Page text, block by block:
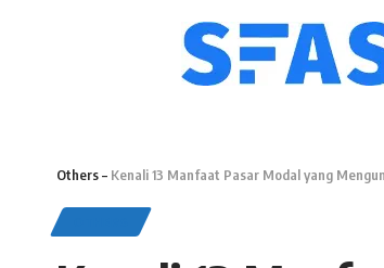
Others– Kenali 13 Manfaat Pasar Modal yang